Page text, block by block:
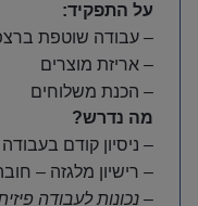
על התפקיד:
– עבודה שוטפת
– אריזת מוצרים
– הכנת משלוחים
מה נדרש?
– ניסיון קודם
– רישיון מלגזה –
– נכונות לעבודה